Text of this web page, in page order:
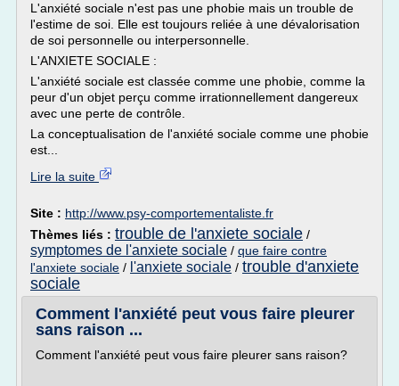
L'anxiété sociale n'est pas une phobie mais un trouble de
l'estime de soi. Elle est toujours reliée à une dévalorisation
de soi personnelle ou interpersonnelle.
L'ANXIETE SOCIALE :
L'anxiété sociale est classée comme une phobie, comme la
peur d'un objet perçu comme irrationnellement dangereux
avec une perte de contrôle.
La conceptualisation de l'anxiété sociale comme une phobie
est...
Lire la suite
Site : http://www.psy-comportementaliste.fr
Thèmes liés : trouble de l'anxiete sociale /
symptomes de l'anxiete sociale / que faire contre
l'anxiete sociale / l'anxiete sociale / trouble d'anxiete
sociale
Comment l'anxiété peut vous faire pleurer
sans raison ...
Comment l'anxiété peut vous faire pleurer sans raison?